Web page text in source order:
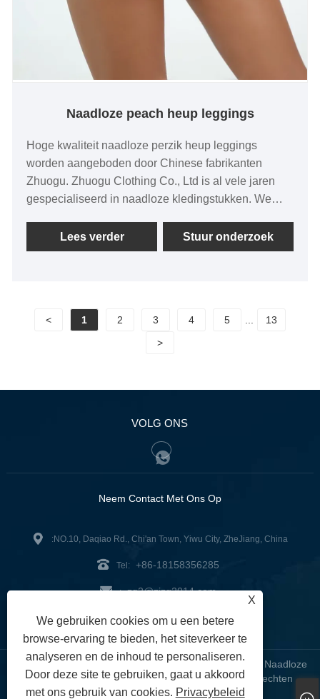
Naadloze peach heup leggings
Hoge kwaliteit naadloze perzik heup leggings
worden aangeboden door Chinese fabrikanten
Zhuogu. Zhuogu Clothing Co., Ltd is al vele jaren
gespecialiseerd in naadloze kledingstukken. We
geloofwaardigheid", met wetenschappelijke
managementmethoden, sterke technische kracht,
uitgebreide ontwikkeling, welkomstvrienden uit alle
lagen van het leven komen bezoeken, begeleiding
en zakelijke onderhandelingen.
Lees verder Stuur onderzoek
< 1 2 3 4 5
13
>
VOLG ONS
Neem Contact Met Ons Op
:NO.10, Daqiao Rd., Chi'an Town, Yiwu City, ZheJiang, China
Tel: +86-18158356285
: zg2@zjzg2014.com
Fax: +86-579-89979099
Copyright © 2024 ZheJiangZhuoGu Clothing Co., Ltd. - Naadloze
yogakleding, naadloze bh, naadloze leggings - alle rechten
voorbehouden
X
We gebruiken cookies om u een betere
browse-ervaring te bieden, het siteverkeer te
analyseren en de inhoud te personaliseren.
Door deze site te gebruiken, gaat u akkoord
met ons gebruik van cookies. Privacybeleid